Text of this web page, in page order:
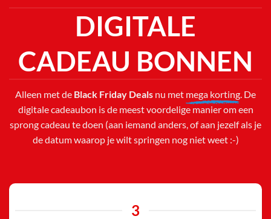
DIGITALE
CADEAU BONNEN
Alleen met de Black Friday Deals nu met mega korting. De
digitale cadeaubon is de meest voordelige manier om een
sprong cadeau te doen (aan iemand anders, of aan jezelf als je
de datum waarop je wilt springen nog niet weet :-)
3